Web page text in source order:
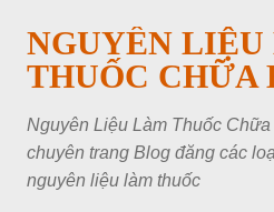
Chuyển đến nội
NGUYÊN
THUỐC CHỮA
Nguyên Liệu Làm Thuốc Chữa
chuyên trang Blog đăng các
nguyên liệu làm thuốc